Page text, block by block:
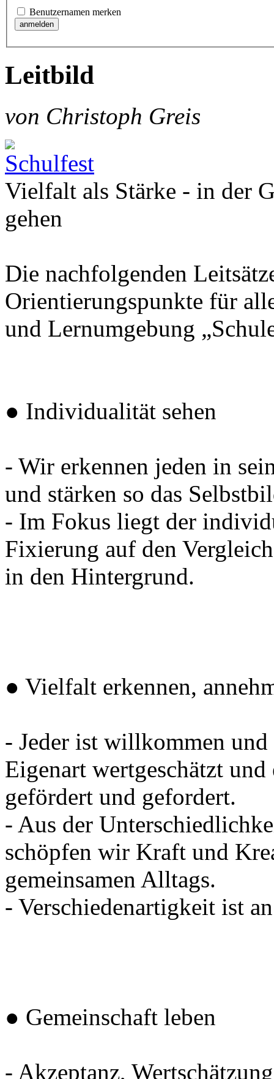
Benutzernamen merken
Leitbild
von Christoph Greis
Vielfalt als Stärke - in der
gehen
Die nachfolgenden
Orientierungspunkte für
und Lernumgebung
● Individualität sehen
- Wir erkennen jeden in
und stärken so das
- Im Fokus liegt der
Fixierung auf den
in den Hintergrund.
● Vielfalt erkennen,
- Jeder ist willkommen
Eigenart wertgeschätzt
gefördert und gefordert.
- Aus der
schöpfen wir Kraft und
gemeinsamen Alltags.
- Verschiedenartigkeit ist
● Gemeinschaft leben
- Akzeptanz,